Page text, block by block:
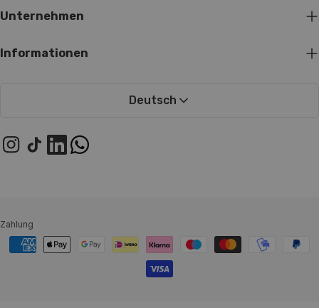
Unternehmen
Informationen
Instagram
TikTokLinkedInWhatsApp
Deutsch
Zahlung